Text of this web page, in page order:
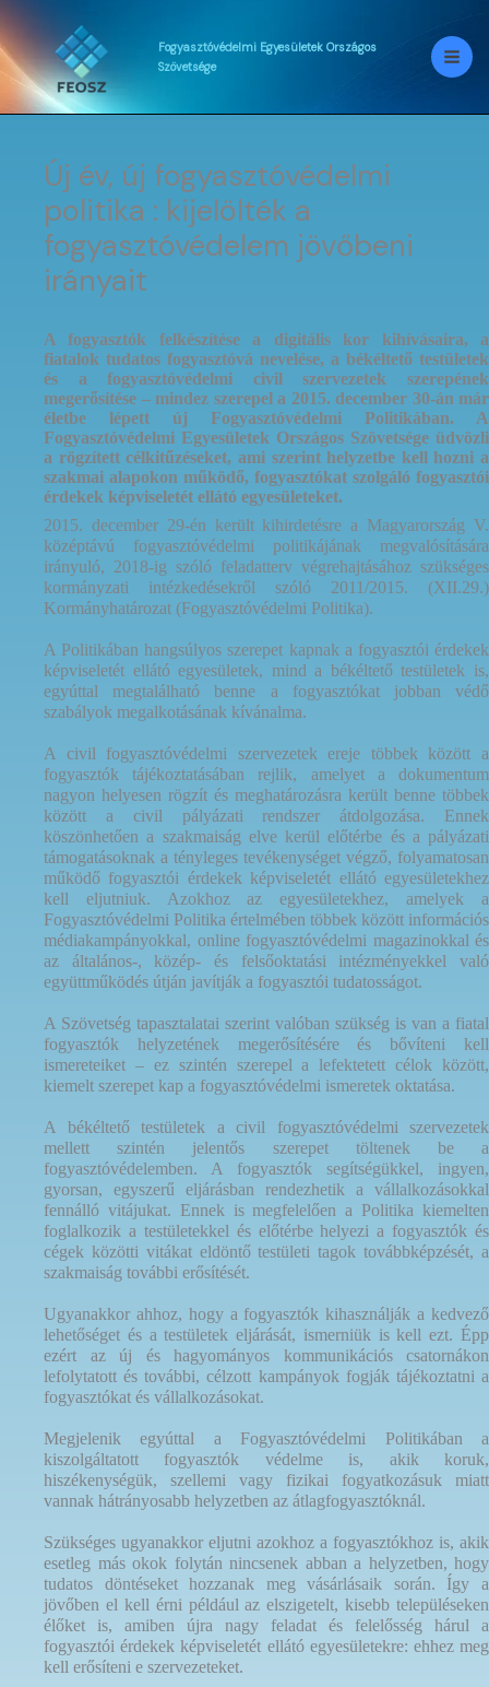
Skip
to
content
Fogyasztóvédelmi Egyesületek Országos
Szövetsége
Új év, új fogyasztóvédelmi
politika : kijelölték a
fogyasztóvédelem jövőbeni
irányait
A fogyasztók felkészítése a digitális kor kihívásaira, a
fiatalok tudatos fogyasztóvá nevelése, a békéltető testületek
és a fogyasztóvédelmi civil szervezetek szerepének
megerősítése – mindez szerepel a 2015. december 30-án már
életbe lépett új Fogyasztóvédelmi Politikában. A
Fogyasztóvédelmi Egyesületek Országos Szövetsége üdvözli
a rögzített célkitűzéseket, ami szerint helyzetbe kell hozni a
szakmai alapokon működő, fogyasztókat szolgáló fogyasztói
érdekek képviseletét ellátó egyesületeket.
2015. december 29-én került kihirdetésre a Magyarország V.
középtávú fogyasztóvédelmi politikájának megvalósítására
irányuló, 2018-ig szóló feladatterv végrehajtásához szükséges
kormányzati intézkedésekről szóló 2011/2015. (XII.29.)
Kormányhatározat (Fogyasztóvédelmi Politika).
A Politikában hangsúlyos szerepet kapnak a fogyasztói érdekek
képviseletét ellátó egyesületek, mind a békéltető testületek is,
egyúttal megtalálható benne a fogyasztókat jobban védő
szabályok megalkotásának kívánalma.
A civil fogyasztóvédelmi szervezetek ereje többek között a
fogyasztók tájékoztatásában rejlik, amelyet a dokumentum
nagyon helyesen rögzít és meghatározásra került benne többek
között a civil pályázati rendszer átdolgozása. Ennek
köszönhetően a szakmaiság elve kerül előtérbe és a pályázati
támogatásoknak a tényleges tevékenységet végző, folyamatosan
működő fogyasztói érdekek képviseletét ellátó egyesületekhez
kell eljutniuk. Azokhoz az egyesületekhez, amelyek a
Fogyasztóvédelmi Politika értelmében többek között információs
médiakampányokkal, online fogyasztóvédelmi magazinokkal és
az általános-, közép- és felsőoktatási intézményekkel való
együttműködés útján javítják a fogyasztói tudatosságot.
A Szövetség tapasztalatai szerint valóban szükség is van a fiatal
fogyasztók helyzetének megerősítésére és bővíteni kell
ismereteiket – ez szintén szerepel a lefektetett célok között,
kiemelt szerepet kap a fogyasztóvédelmi ismeretek oktatása.
A békéltető testületek a civil fogyasztóvédelmi szervezetek
mellett szintén jelentős szerepet töltenek be a
fogyasztóvédelemben. A fogyasztók segítségükkel, ingyen,
gyorsan, egyszerű eljárásban rendezhetik a vállalkozásokkal
fennálló vitájukat. Ennek is megfelelően a Politika kiemelten
foglalkozik a testületekkel és előtérbe helyezi a fogyasztók és
cégek közötti vitákat eldöntő testületi tagok továbbképzését, a
szakmaiság további erősítését.
Ugyanakkor ahhoz, hogy a fogyasztók kihasználják a kedvező
lehetőséget és a testületek eljárását, ismerniük is kell ezt. Épp
ezért az új és hagyományos kommunikációs csatornákon
lefolytatott és további, célzott kampányok fogják tájékoztatni a
fogyasztókat és vállalkozásokat.
Megjelenik egyúttal a Fogyasztóvédelmi Politikában a
kiszolgáltatott fogyasztók védelme is, akik koruk,
hiszékenységük, szellemi vagy fizikai fogyatkozásuk miatt
vannak hátrányosabb helyzetben az átlagfogyasztóknál.
Szükséges ugyanakkor eljutni azokhoz a fogyasztókhoz is, akik
esetleg más okok folytán nincsenek abban a helyzetben, hogy
tudatos döntéseket hozzanak meg vásárlásaik során. Így a
jövőben el kell érni például az elszigetelt, kisebb településeken
élőket is, amiben újra nagy feladat és felelősség hárul a
fogyasztói érdekek képviseletét ellátó egyesületekre: ehhez meg
kell erősíteni e szervezeteket.